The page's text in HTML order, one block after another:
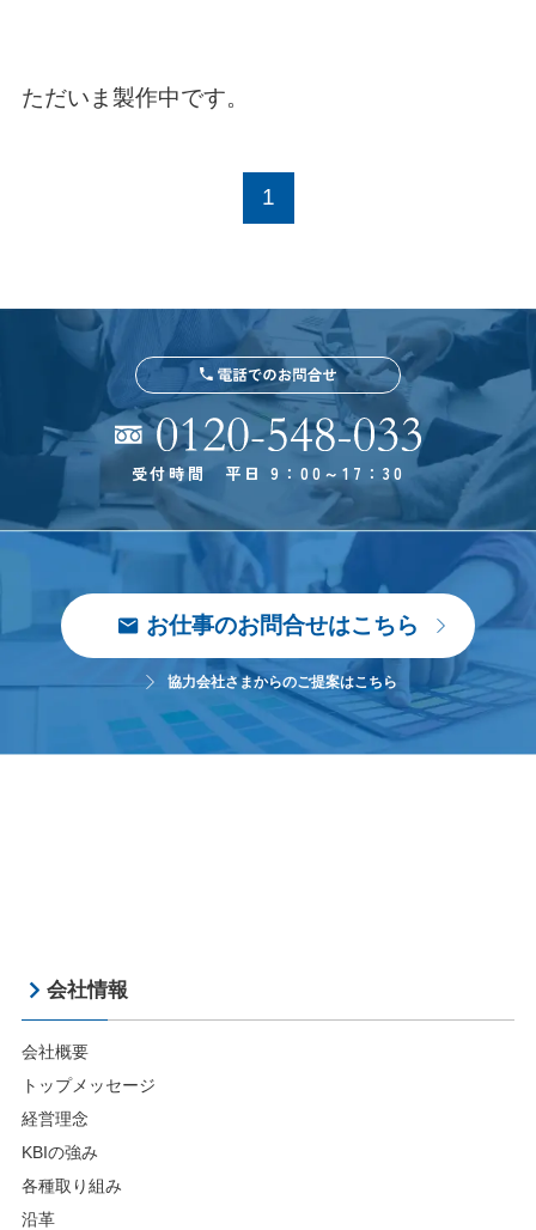
ただいま製作中です。
1
受付時間 平日 9：00～17：30
お仕事のお問合せはこちら
協力会社さまからのご提案はこちら
会社情報
会社概要
トップメッセージ
経営理念
KBIの強み
各種取り組み
沿革